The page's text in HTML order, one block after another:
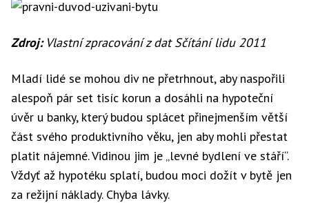
Zdroj:Vlastní zpracování z dat Sčítání lidu 2011
Mladí lidé se mohou div ne přetrhnout, aby naspořili
alespoň pár set tisíc korun a dosáhli na hypoteční
úvěr u banky, který budou splácet přinejmenším větší
část svého produktivního věku, jen aby mohli přestat
platit nájemné. Vidinou jim je „levné bydlení ve stáří“.
Vždyť až hypotéku splatí, budou moci dožít v bytě jen
za režijní náklady. Chyba lávky.